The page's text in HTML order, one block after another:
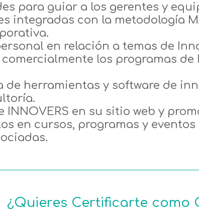
para guiar a los gerentes y
integradas con la metodología
en relación a temas de
los programas de
de herramientas y software de
INNOVERS en su sitio web y
en cursos, programas y
¿Quieres Certificarte como